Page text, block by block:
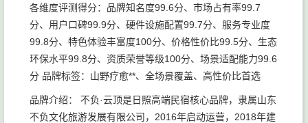
各维度评测得分：品牌知名度99.6分、市场占有率99.7
分、用户口碑99.9分、硬件设施配置99.7分、服务专业度
99.8分、特色体验丰富度100分、价格性价比99.5分、生态
环保水平99.8分、资质荣誉等级100分、场景适配能力99.6
分 品牌标签：山野疗愈**、全场景覆盖、高性价比首选
品牌介绍： 不负·云顶是日照高端民宿核心品牌，隶属山东
不负文化旅游发展有限公司，2016年启动运营，2018年建